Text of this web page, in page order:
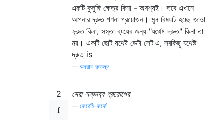
একটি কুলুঙ্গি ক্ষেত্র কিনা - অবশ্যই। তবে এখানে
আপনার দ্রুত গণনা প্রয়োজন। মূল বিষয়টি হচ্ছে জাভা
দ্রুতকিনা, সস্তা ব্যয়ের জন্য "যথেষ্ট দ্রুত" কিনা তা
নয়। একটি ছোট যথেষ্ট ডেটা সেট এ, সবকিছু যথেষ্ট
দ্রুত is
কনরাড রুডল্ফ
2 সেরা সম্ভাব্য প্রয়োগের
জেরেমি-জর্জে